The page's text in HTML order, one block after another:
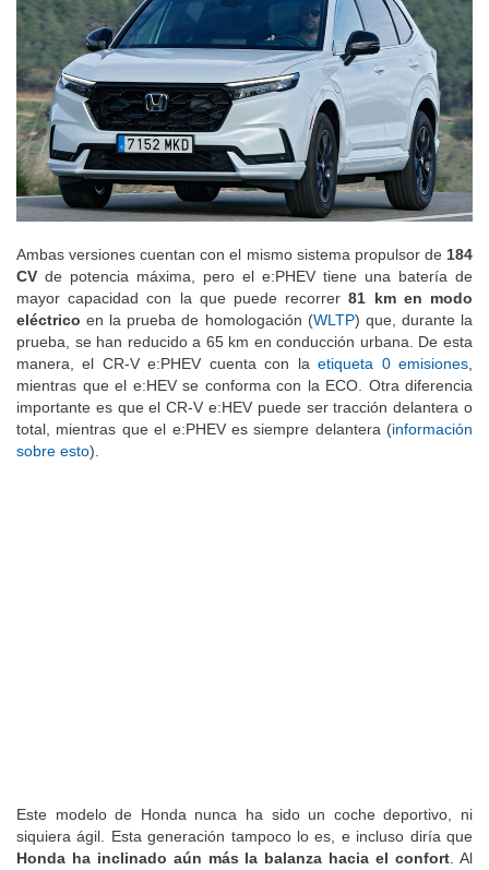
Ambas versiones cuentan con el mismo sistema propulsor de 184
CV de potencia máxima, pero el e:PHEV tiene una batería de
mayor capacidad con la que puede recorrer81 km en modo
eléctrico en la prueba de homologación (WLTP) que, durante la
prueba, se han reducido a 65 km en conducción urbana. De esta
manera, el CR-V e:PHEV cuenta con laetiqueta 0 emisiones
mientras que el e:HEV se conforma con la ECO. Otra diferencia
importante es que el CR-V e:HEV puede ser tracción delantera o
total, mientras que el e:PHEV es siempre delantera (información
sobre esto).
Este modelo de Honda nunca ha sido un coche deportivo, ni
siquiera ágil. Esta generación tampoco lo es, e incluso diría que
Honda ha inclinado aún más la balanza hacia el confort . Al